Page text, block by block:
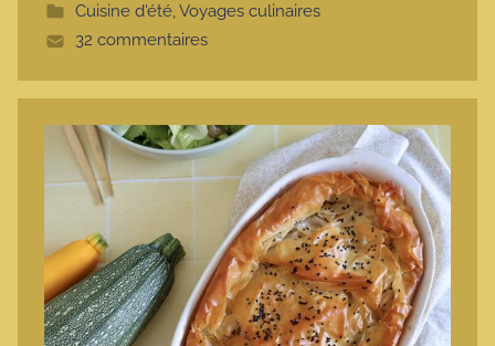
t
Cuisine d'été,Voyages culinaires
32 commentaires